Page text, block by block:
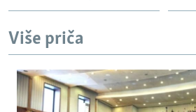
Više priča